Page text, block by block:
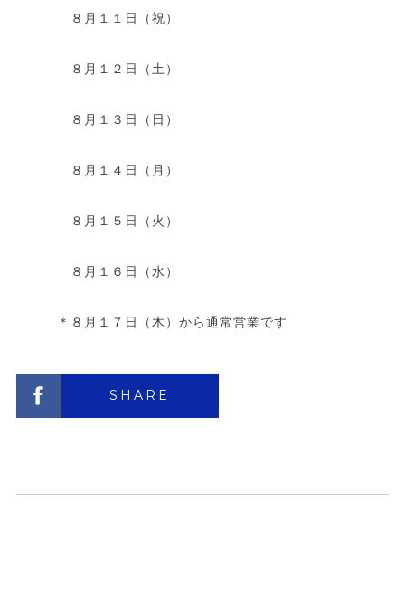
８月１１日（祝）
８月１２日（土）
８月１３日（日）
８月１４日（月）
８月１５日（火）
８月１６日（水）
＊８月１７日（木）から通常営業です
SHARE